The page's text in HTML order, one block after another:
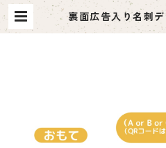
裏面広告入り名刺
入り)_オレンジ縦